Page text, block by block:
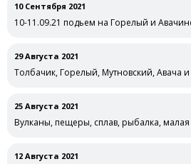
10 Сентября 2021
10-11.09.21 подьем на Горелый и
29 Августа 2021
Толбачик, Горелый, Мутновский, Авача
25 Августа 2021
Вулканы, пещеры, сплав, рыбалка,
12 Августа 2021